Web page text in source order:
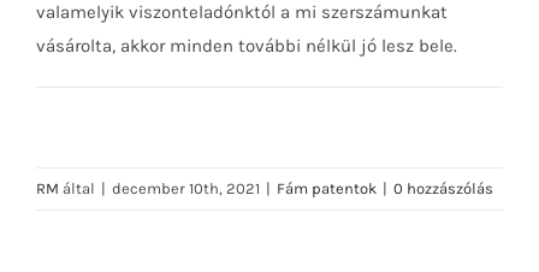
valamelyik viszonteladónktól a mi szerszámunkat
vásárolta, akkor minden további nélkül jó lesz bele.
RM által | december 10th, 2021 | Fám patentok | 0 hozzászólás